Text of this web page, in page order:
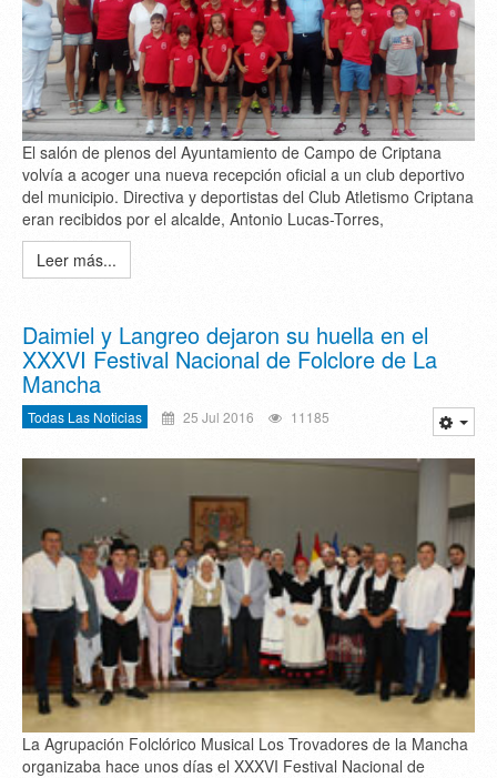
El salón de plenos del Ayuntamiento de Campo de Criptana
volvía a acoger una nueva recepción oficial a un club deportivo
del municipio. Directiva y deportistas del Club Atletismo Criptana
eran recibidos por el alcalde, Antonio Lucas-Torres,
Leer más...
Daimiel y Langreo dejaron su huella en el
XXXVI Festival Nacional de Folclore de La
Mancha
Todas Las Noticias 25 Jul 2016 11185
La Agrupación Folclórico Musical Los Trovadores de la Mancha
organizaba hace unos días el XXXVI Festival Nacional de